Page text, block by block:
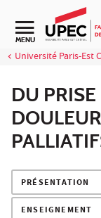
Aller au contenu
Navigation
MENU
Université Paris-Est
DU
PRÉSENTATION
ENSEIGNEMENT